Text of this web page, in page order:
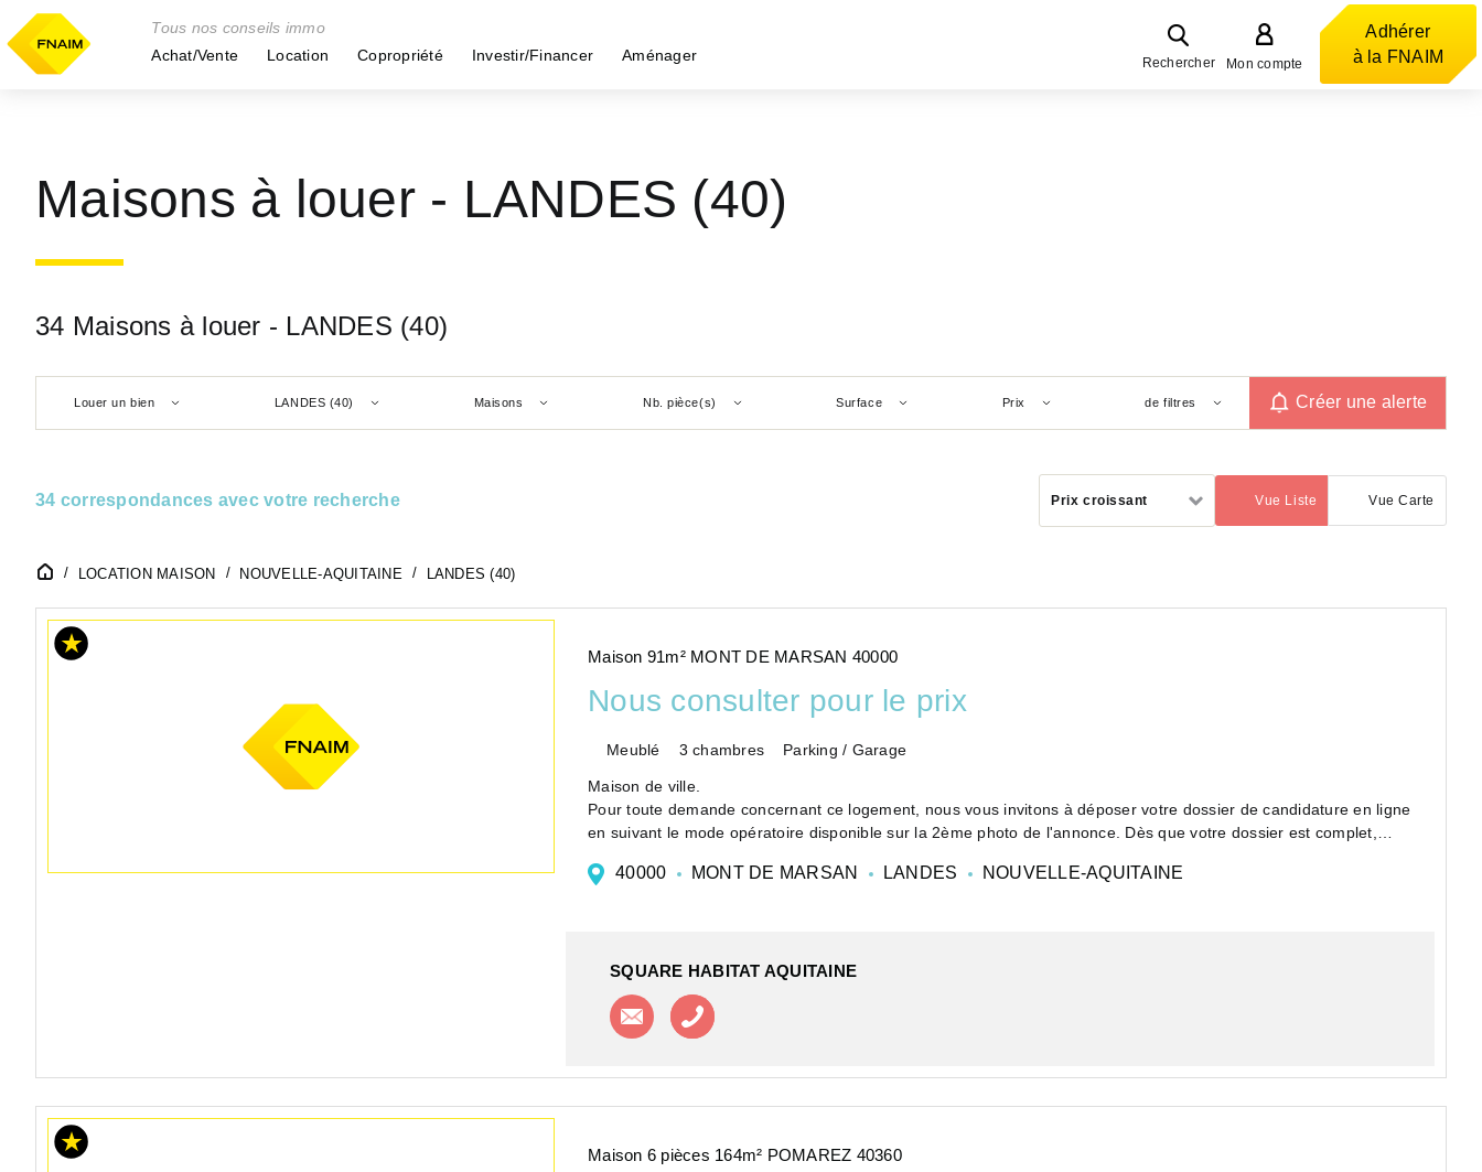
Tous nos conseils immo
Achat/Vente
Location Copropriété Investir/Financer Aménager Rechercher Mon compte
Adhérer
à la FNAIM
Maisons à louer - LANDES (40)
34 Maisons à louer - LANDES (40)
Louer un bien LANDES (40) Maisons Nb. pièce(s) Surface Prix de filtres Créer une alerte
34 correspondances avec votre recherche Prix croissant Vue Liste
(activé) Vue Carte
LOCATION MAISON NOUVELLE-AQUITAINE LANDES (40)
Maison 91m² MONT DE MARSAN 40000
Nous consulter pour le prix
Meublé 3 chambres Parking / Garage
Maison de ville.
Pour toute demande concernant ce logement, nous vous invitons à déposer votre dossier de candidature en ligne
en suivant le mode opératoire disponible sur la 2ème photo de l'annonce. Dès que votre dossier est complet,
40000 MONT DE MARSAN LANDES NOUVELLE-AQUITAINE
SQUARE HABITAT AQUITAINE
Contacter l'agence
Maison 6 pièces 164m² POMAREZ 40360